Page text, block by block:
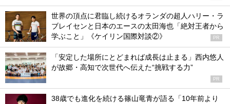
世界の頂点に君臨し続けるオランダの超人ハリー・ラ
ブレイセンと日本のエースの太田海也「絶対王者から
学ぶこと」《ケイリン国際対談②》
PR
「安定した場所にとどまれば成長は止まる」西内悠人
が故郷・高知で次世代へ伝えた“挑戦する力”
PR
38歳でも進化を続ける篠山竜青が語る「10年前より